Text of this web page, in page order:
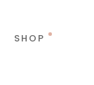
SHOP